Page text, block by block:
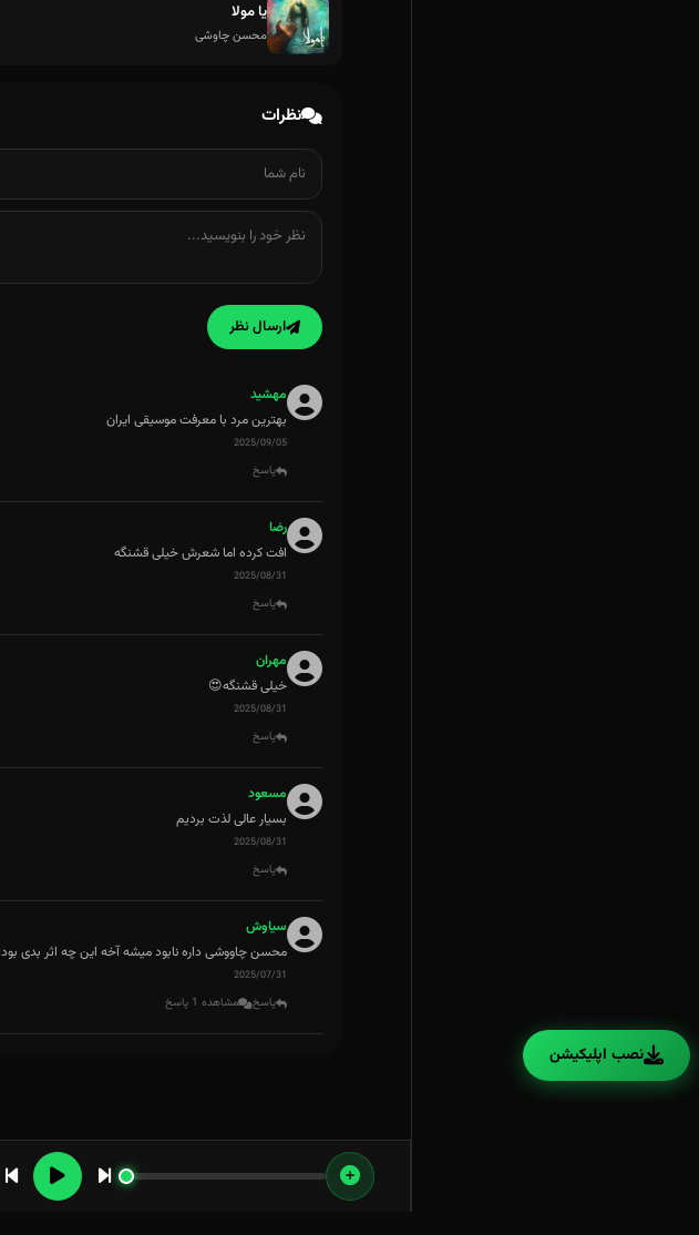
یا مولا
محسن چاوشی
نظرات
ارسال نظر
مهشید
بهترین مرد با معرفت موسیقی ایران
2025/09/05
پاسخ
رضا
افت کرده اما شعرش خیلی قشنگه
2025/08/31
پاسخ
مهران
خیلی قشنگه😍
2025/08/31
پاسخ
مسعود
بسیار عالی لذت بردیم
2025/08/31
پاسخ
سیاوش
محسن چاووشی داره نابود میشه آخه این چه اثر بدی بود
2025/07/31
پاسخ مشاهده 1 پاسخ
نصب اپلیکیشن